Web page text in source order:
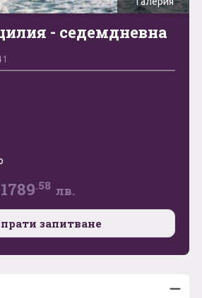
Форма за запитване
- седемдневна
1789.58 лв.
запитване